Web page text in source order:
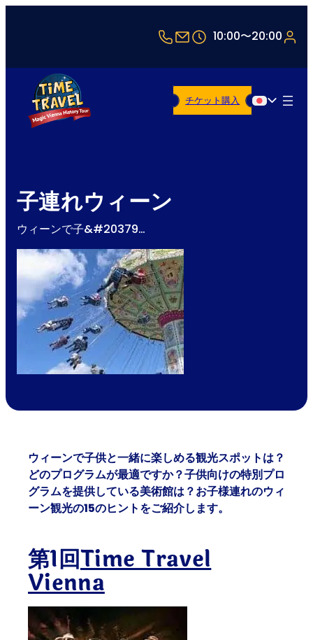
+43 1 5321514
office@timetravel-
10:00〜20:00
日本語
チケット購入
子連れウィーン
ウィーンで子&#20379…
ウィーンで子供と一緒に楽しめる観光スポットは？
どのプログラムが最適ですか？子供向けの特別プロ
グラムを提供している美術館は？お子様連れのウィ
ーン観光の15のヒントをご紹介します。
第1回Time Travel
Vienna